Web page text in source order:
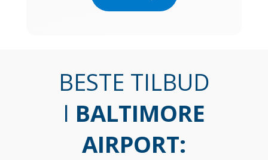
BESTE TILBUD
I BALTIMORE
AIRPORT: